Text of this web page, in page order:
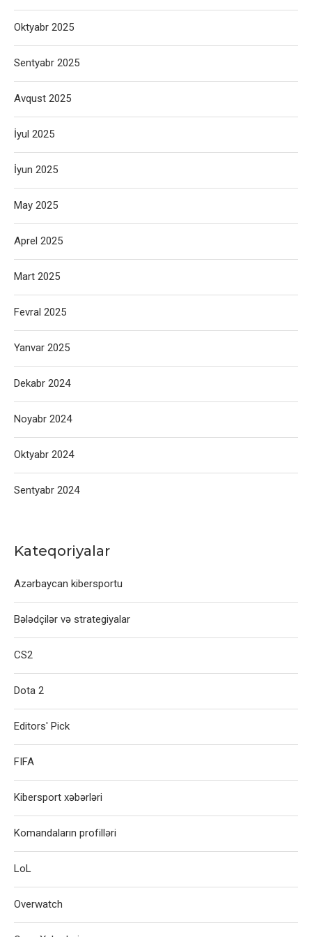
Oktyabr 2025
Sentyabr 2025
Avqust 2025
İyul 2025
İyun 2025
May 2025
Aprel 2025
Mart 2025
Fevral 2025
Yanvar 2025
Dekabr 2024
Noyabr 2024
Oktyabr 2024
Sentyabr 2024
Kateqoriyalar
Azərbaycan kibersportu
Bələdçilər və strategiyalar
CS2
Dota 2
Editors' Pick
FIFA
Kibersport xəbərləri
Komandaların profilləri
LoL
Overwatch